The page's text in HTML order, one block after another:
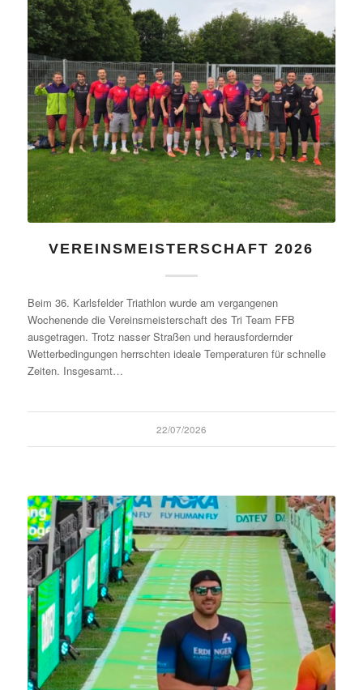
VEREINSMEISTERSCHAFT 2026
Beim 36. Karlsfelder Triathlon wurde am vergangenen
Wochenende die Vereinsmeisterschaft des Tri Team FFB
ausgetragen. Trotz nasser Straßen und herausfordernder
Wetterbedingungen herrschten ideale Temperaturen für schnelle
Zeiten. Insgesamt…
22/07/2026